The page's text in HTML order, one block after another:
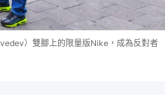
）雙腳上的限量版Nike，成為反對者